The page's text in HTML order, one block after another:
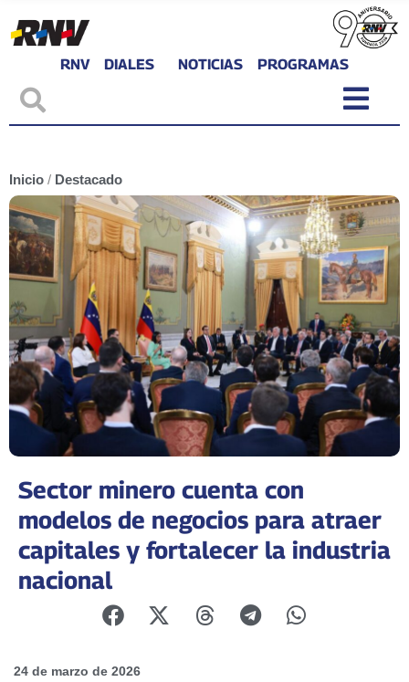
RNV DIALES NOTICIAS PROGRAMAS
Inicio / Destacado
Sector minero cuenta con
modelos de negocios para atraer
capitales y fortalecer la industria
nacional
24 de marzo de 2026